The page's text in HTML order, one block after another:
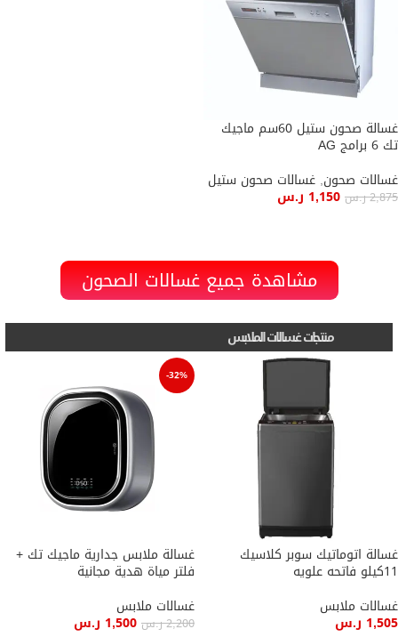
غسالة صحون ستيل 60سم ماجيك
تك 6 برامج AG
غسالات صحون, غسالات صحون ستيل
2,875ر.س 1,150 ر.س
مشاهدة جميع غسالات الصحون
منتجات غسالات الملابس
غسالة اتوماتيك سوبر كلاسيك
11كيلو فاتحه علويه
غسالات ملابس
1,505 ر.س
-32%
غسالة ملابس جدارية ماجيك تك +
فلتر مياة هدية مجانية
غسالات ملابس
2,200ر.س 1,500 ر.س